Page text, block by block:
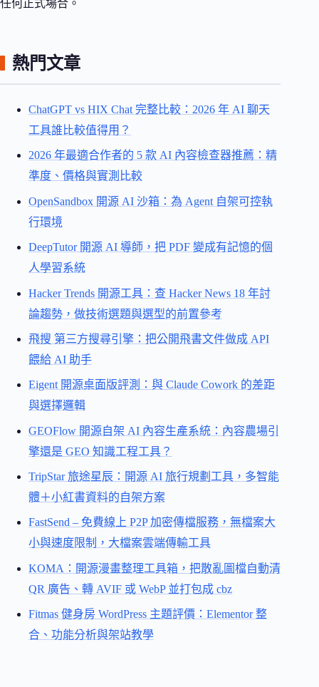
任何正式場合。
熱門文章
ChatGPT vs HIX Chat 完整比較：2026 年 AI 聊天
工具誰比較值得用？
2026 年最適合作者的 5 款 AI 內容檢查器推薦：精
準度、價格與實測比較
OpenSandbox 開源 AI 沙箱：為 Agent 自架可控執
行環境
DeepTutor 開源 AI 導師，把 PDF 變成有記憶的個
人學習系統
Hacker Trends 開源工具：查 Hacker News 18 年討
論趨勢，做技術選題與選型的前置參考
飛搜 第三方搜尋引擎：把公開飛書文件做成 API
餵給 AI 助手
Eigent 開源桌面版評測：與 Claude Cowork 的差距
與選擇邏輯
GEOFlow 開源自架 AI 內容生產系統：內容農場引
擎還是 GEO 知識工程工具？
TripStar 旅途星辰：開源 AI 旅行規劃工具，多智能
體＋小紅書資料的自架方案
FastSend – 免費線上 P2P 加密傳檔服務，無檔案大
小與速度限制，大檔案雲端傳輸工具
KOMA：開源漫畫整理工具箱，把散亂圖檔自動清
QR 廣告、轉 AVIF 或 WebP 並打包成 cbz
Fitmas 健身房 WordPress 主題評價：Elementor 整
合、功能分析與架站教學